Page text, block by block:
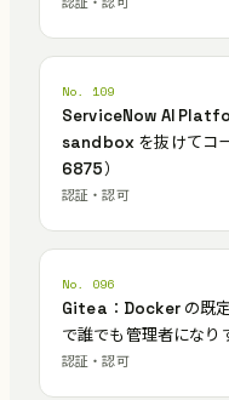
No. 109
ServiceNow AI
sandbox を抜けてコ
6875）
認証・認可
No. 096
Gitea：Docker の既
で誰でも管理者にな
認証・認可